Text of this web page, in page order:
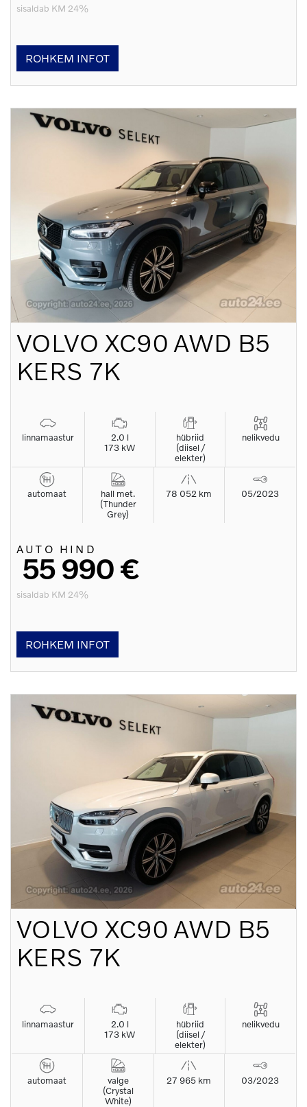
sisaldab KM 24%
ROHKEM INFOT
VOLVO XC90 AWD B5
KERS 7K
linnamaastur
2.0 l
173 kW
hübriid
(diisel /
elekter)
nelikvedu
automaat
hall met.
(Thunder
Grey)
78 052 km 05/2023
AUTO HIND
55 990 €
sisaldab KM 24%
ROHKEM INFOT
VOLVO XC90 AWD B5
KERS 7K
linnamaastur
2.0 l
173 kW
hübriid
(diisel /
elekter)
nelikvedu
automaat
valge
(Crystal
White)
27 965 km 03/2023